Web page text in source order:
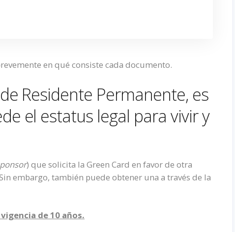
en qué consiste cada documento.
Residente Permanente, es
el estatus legal para vivir y
) que solicita la Green Card en favor de otra
embargo, también puede obtener una a través de la
de 10 años.